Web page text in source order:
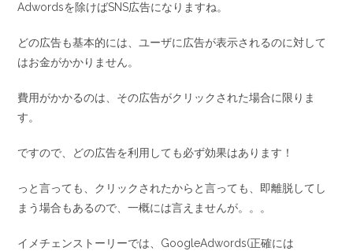
Adwordsを除けばSNS広告になりますね。
どの広告も基本的には、ユーザに広告が表示されるのに対して
はお金がかかりません。
費用がかかるのは、その広告がクリックされた場合に限りま
す。
ですので、どの広告を利用しても必ず効果はあります！
っと言っても、クリックされたからと言っても、即離脱してし
まう場合もあるので、一概には言えませんが。。。
イメチェンストーリーでは、GoogleAdwords(正確には